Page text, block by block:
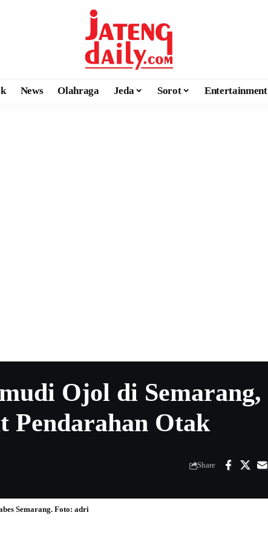
News Olahraga Jeda Sorot Entertainment
Ojol di Semarang,
Pendarahan Otak
Share
Semarang. Foto: adri